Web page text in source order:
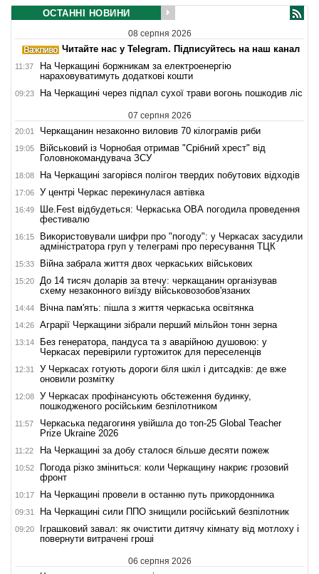
ОСТАННІ НОВИНИ
08 серпня 2026
Читайте нас у Telegram. Підписуйтесь на наш канал
11:37
На Черкащині боржникам за електроенергію
нараховуватимуть додаткові кошти
09:23 На Черкащині через підпал сухої трави вогонь пошкодив ліс
07 серпня 2026
20:01 Черкащанин незаконно виловив 70 кілограмів риби
19:05
Військовий із Чорнобая отримав "Срібний хрест" від
Головнокомандувача ЗСУ
18:08 На Черкащині загорівся полігон твердих побутових відходів
17:06 У центрі Черкас перекинулася автівка
16:49
Ше.Fest відбудеться: Черкаська ОВА погодила проведення
фестивалю
16:15
Використовували шифри про "погоду": у Черкасах засудили
адміністратора груп у телеграмі про пересування ТЦК
15:33 Війна забрала життя двох черкаських військових
15:20
До 14 тисяч доларів за втечу: черкащанин організував
схему незаконного виїзду військовозобов'язаних
14:44 Вічна пам'ять: пішла з життя черкаська освітянка
14:26 Аграрії Черкащини зібрали перший мільйон тонн зерна
13:14
Без генератора, пандуса та з аварійною душовою: у
Черкасах перевірили гуртожиток для переселенців
12:31
У Черкасах готують дороги біля шкіл і дитсадків: де вже
оновили розмітку
12:08
У Черкасах профінансують обстеження будинку,
пошкодженого російським безпілотником
11:57
Черкаська педагогиня увійшла до топ-25 Global Teacher
Prize Ukraine 2026
11:22 На Черкащині за добу сталося більше десяти пожеж
10:52
Погода різко зміниться: коли Черкащину накриє грозовий
фронт
10:17 На Черкащині провели в останню путь прикордонника
09:31 На Черкащині сили ППО знищили російський безпілотник
09:20
Іграшковий завал: як очистити дитячу кімнату від мотлоху і
повернути витрачені гроші
06 серпня 2026